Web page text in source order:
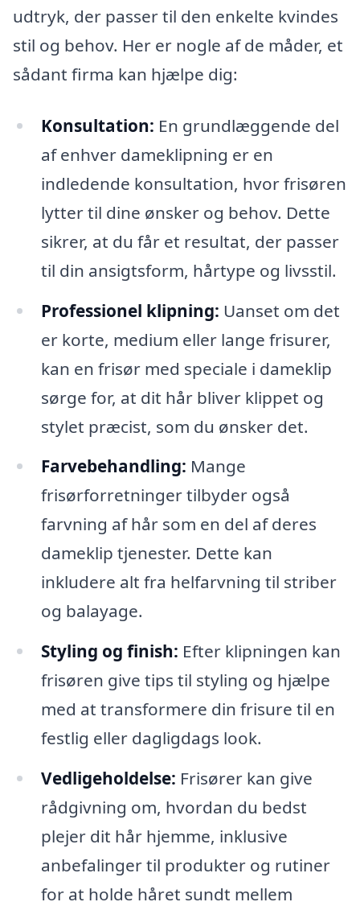
udtryk, der passer til den enkelte kvindes
stil og behov. Her er nogle af de måder, et
sådant firma kan hjælpe dig:
Konsultation: En grundlæggende del
af enhver dameklipning er en
indledende konsultation, hvor frisøren
lytter til dine ønsker og behov. Dette
sikrer, at du får et resultat, der passer
til din ansigtsform, hårtype og livsstil.
Professionel klipning: Uanset om det
er korte, medium eller lange frisurer,
kan en frisør med speciale i dameklip
sørge for, at dit hår bliver klippet og
stylet præcist, som du ønsker det.
Farvebehandling: Mange
frisørforretninger tilbyder også
farvning af hår som en del af deres
dameklip tjenester. Dette kan
inkludere alt fra helfarvning til striber
og balayage.
Styling og finish: Efter klipningen kan
frisøren give tips til styling og hjælpe
med at transformere din frisure til en
festlig eller dagligdags look.
Vedligeholdelse: Frisører kan give
rådgivning om, hvordan du bedst
plejer dit hår hjemme, inklusive
anbefalinger til produkter og rutiner
for at holde håret sundt mellem